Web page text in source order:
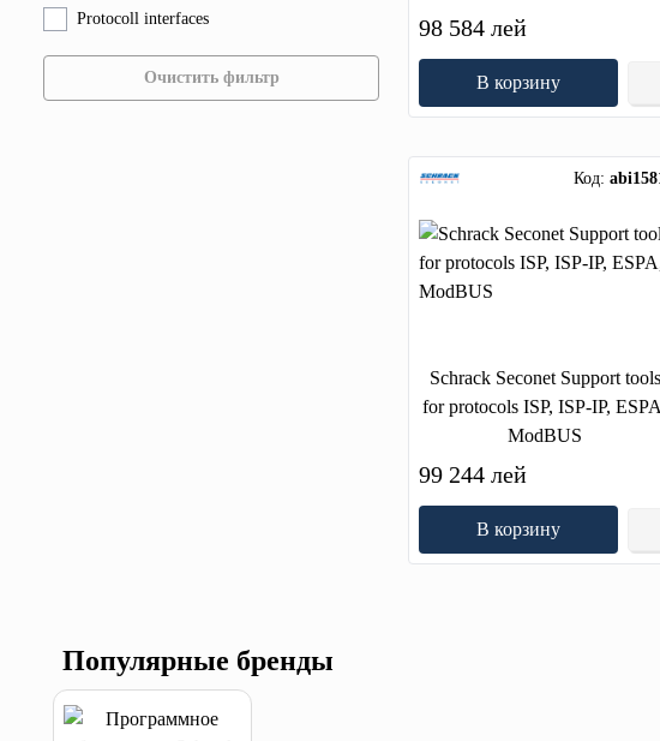
98 584 лей
В корзину
Код:
Schrack Seconet Support tools
for protocols ISP, ISP-IP,
ModBUS
99 244 лей
В корзину
Protocoll interfaces
Очистить фильтр
Популярные бренды